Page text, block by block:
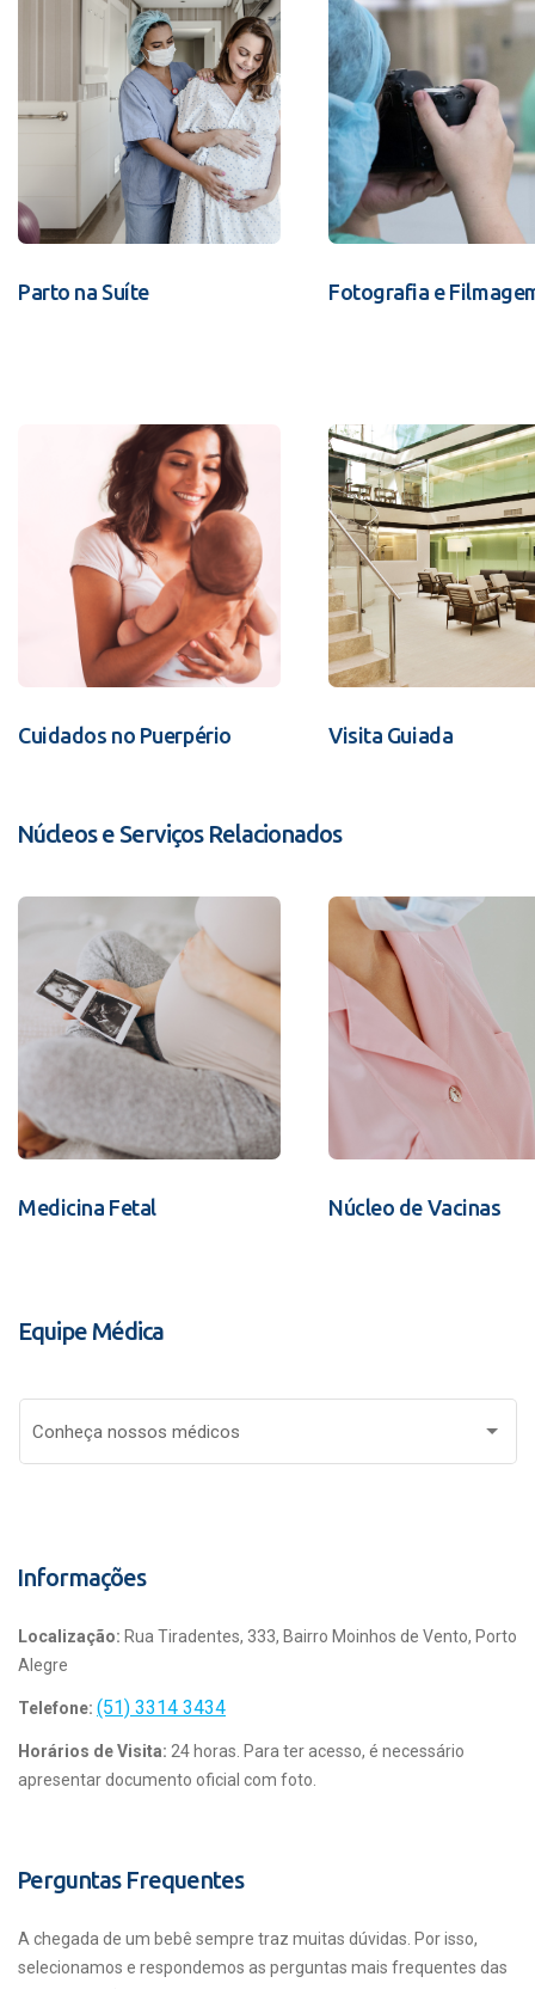
Parto na Suíte Fotografia e
Cuidados no Puerpério Visita Guiada
Núcleos e Serviços Relacionados
Medicina Fetal Núcleo de Vacinas
Equipe Médica
Conheça nossos médicos
Informações
Localização: Rua Tiradentes, 333, Bairro Moinhos de Vento, Porto
Alegre
Telefone: (51) 3314 3434
Horários de Visita: 24 horas. Para ter acesso, é necessário
apresentar documento oficial com foto.
Perguntas Frequentes
A chegada de um bebê sempre traz muitas dúvidas. Por isso,
selecionamos e respondemos as perguntas mais frequentes das